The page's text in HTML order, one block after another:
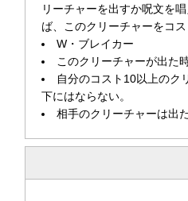
リーチャーを出すか呪文を
ば、このクリーチャーをコ
W・ブレイカー
このクリーチャーが出た
自分のコスト10以上のク
下にはならない。
相手のクリーチャーは出